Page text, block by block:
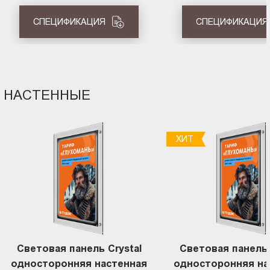
СПЕЦИФИКАЦИЯ СПЕЦИФИКАЦИЯ
НАСТЕННЫЕ
Световая панель Crystal
односторонняя настенная
ХИТ
Световая панель
односторонняя